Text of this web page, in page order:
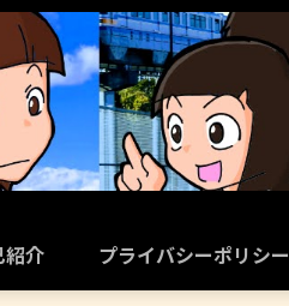
紹介 プライバシーポリシー